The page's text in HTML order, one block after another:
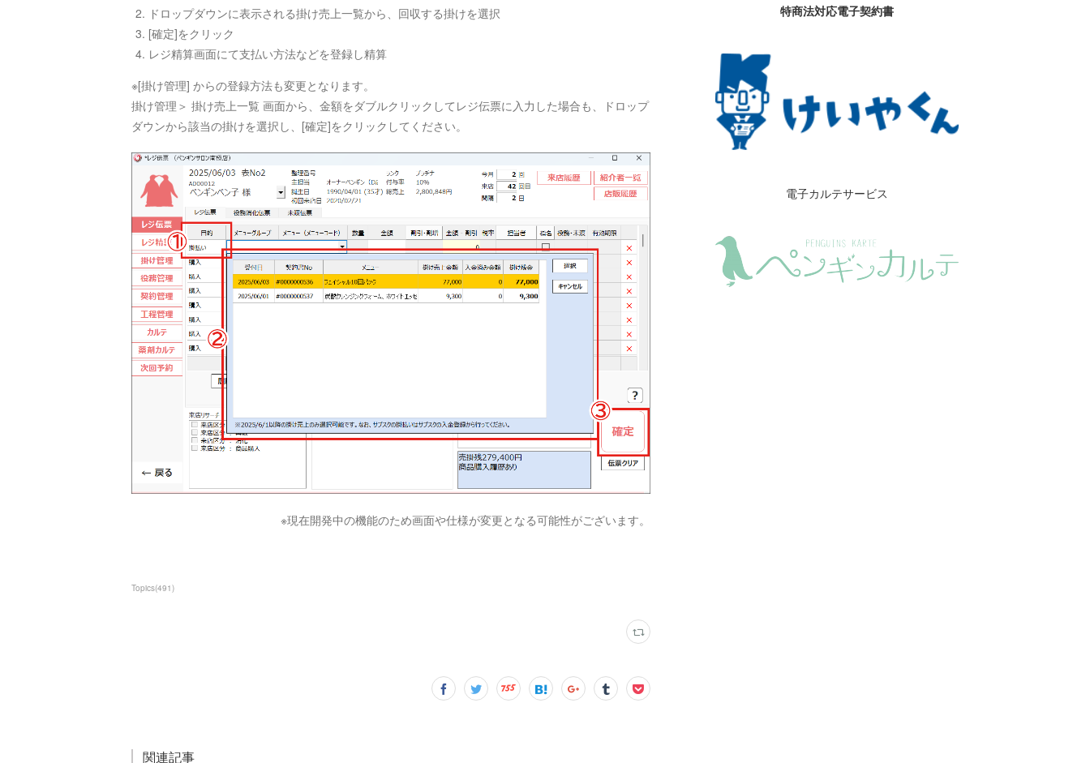
ドロップダウンに表示される掛け売上一覧から、回収する掛けを選択
[確定]をクリック
レジ精算画面にて支払い方法などを登録し精算
※[掛け管理] からの登録方法も変更となります。
掛け管理＞ 掛け売上一覧 画面から、金額をダブルクリックしてレジ伝票に入力した場合も、ドロップ
ダウンから該当の掛けを選択し、[確定]をクリックしてください。
※現在開発中の機能のため画面や仕様が変更となる可能性がございます。
Topics(491)
関連記事
特商法対応電子契約書
電子カルテサービス